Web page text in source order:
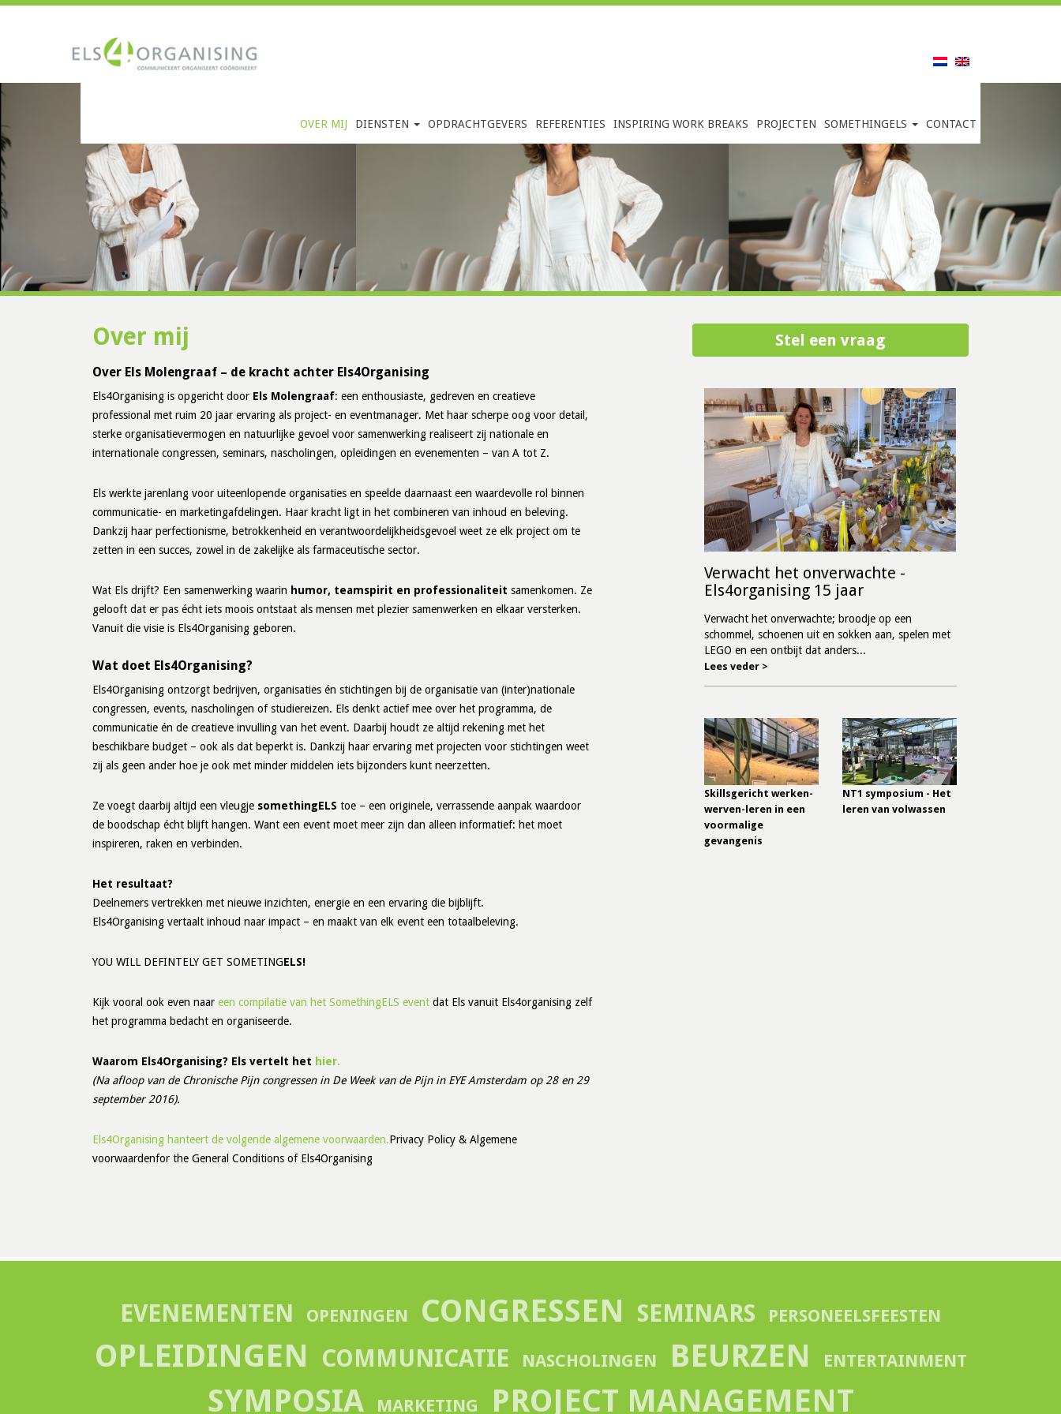
OVER MIJ DIENSTEN OPDRACHTGEVERS REFERENTIES INSPIRING WORK BREAKS PROJECTEN SOMETHINGELS CONTACT
Over mij
Over Els Molengraaf – de kracht achter Els4Organising
Els4Organising is opgericht door Els Molengraaf: een enthousiaste, gedreven en creatieve
professional met ruim 20 jaar ervaring als project- en eventmanager. Met haar scherpe oog voor detail,
sterke organisatievermogen en natuurlijke gevoel voor samenwerking realiseert zij nationale en
internationale congressen, seminars, nascholingen, opleidingen en evenementen – van A tot Z.
Els werkte jarenlang voor uiteenlopende organisaties en speelde daarnaast een waardevolle rol binnen
communicatie- en marketingafdelingen. Haar kracht ligt in het combineren van inhoud en beleving.
Dankzij haar perfectionisme, betrokkenheid en verantwoordelijkheidsgevoel weet ze elk project om te
zetten in een succes, zowel in de zakelijke als farmaceutische sector.
Wat Els drijft? Een samenwerking waarin humor, teamspirit en professionaliteit samenkomen. Ze
gelooft dat er pas écht iets moois ontstaat als mensen met plezier samenwerken en elkaar versterken.
Vanuit die visie is Els4Organising geboren.
Wat doet Els4Organising?
Els4Organising ontzorgt bedrijven, organisaties én stichtingen bij de organisatie van (inter)nationale
congressen, events, nascholingen of studiereizen. Els denkt actief mee over het programma, de
communicatie én de creatieve invulling van het event. Daarbij houdt ze altijd rekening met het
beschikbare budget – ook als dat beperkt is. Dankzij haar ervaring met projecten voor stichtingen weet
zij als geen ander hoe je ook met minder middelen iets bijzonders kunt neerzetten.
Ze voegt daarbij altijd een vleugje somethingELS toe – een originele, verrassende aanpak waardoor
de boodschap écht blijft hangen. Want een event moet meer zijn dan alleen informatief: het moet
inspireren, raken en verbinden.
Het resultaat?
Deelnemers vertrekken met nieuwe inzichten, energie en een ervaring die bijblijft.
Els4Organising vertaalt inhoud naar impact – en maakt van elk event een totaalbeleving.
YOU WILL DEFINTELY GET SOMETINGELS!
Kijk vooral ook even naar een compilatie van het SomethingELS event dat Els vanuit Els4organising zelf
het programma bedacht en organiseerde.
Waarom Els4Organising? Els vertelt het hier.
(Na afloop van de Chronische Pijn congressen in De Week van de Pijn in EYE Amsterdam op 28 en 29
september 2016).
Els4Organising hanteert de volgende algemene voorwaarden.Privacy Policy & Algemene
voorwaardenfor the General Conditions of Els4Organising
Stel een vraag
Verwacht het onverwachte -
Els4organising 15 jaar
Verwacht het onverwachte; broodje op een
schommel, schoenen uit en sokken aan, spelen met
LEGO en een ontbijt dat anders...
Lees veder >
Skillsgericht werken-
werven-leren in een
voormalige
gevangenis
NT1 symposium - Het
leren van volwassen
EVENEMENTEN OPENINGEN CONGRESSEN SEMINARS PERSONEELSFEESTEN
OPLEIDINGEN COMMUNICATIE NASCHOLINGEN BEURZEN ENTERTAINMENT
SYMPOSIA MARKETING PROJECT MANAGEMENT